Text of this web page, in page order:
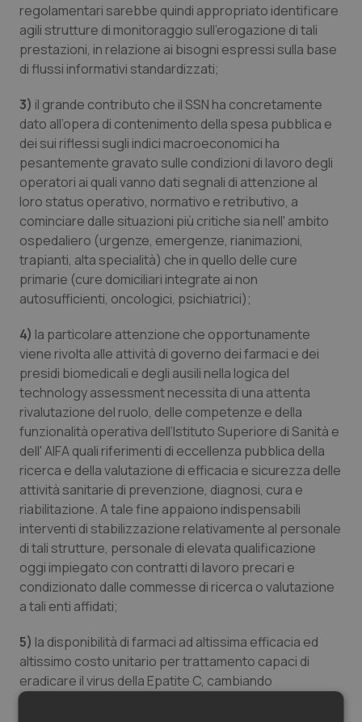
Veneto
Oncoematologia
Psoriasi & pelle
Quotidiano Cardiologia
Quotidiano Chirurgia
Quotidiano Oncologia
Quotidiano Pediatria
Rene & patologie urogenitali
Salute orale & impianti
Sangue & coagulazione
Tiroide
Tumore al seno
Tumore ovarico
Tumori del Polmone & Testa Collo
Ulcera & Reflusso
regolamentari sarebbe quindi appropriato identificare
agili strutture di monitoraggio sull'erogazione di tali
prestazioni, in relazione ai bisogni espressi sulla base
di flussi informativi standardizzati;
3) il grande contributo che il SSN ha concretamente
dato all’opera di contenimento della spesa pubblica e
dei sui riflessi sugli indici macroeconomici ha
pesantemente gravato sulle condizioni di lavoro degli
operatori ai quali vanno dati segnali di attenzione al
loro status operativo, normativo e retributivo, a
cominciare dalle situazioni più critiche sia nell' ambito
ospedaliero (urgenze, emergenze, rianimazioni,
trapianti, alta specialità) che in quello delle cure
primarie (cure domiciliari integrate ai non
autosufficienti, oncologici, psichiatrici);
4) la particolare attenzione che opportunamente
viene rivolta alle attività di governo dei farmaci e dei
presidi biomedicali e degli ausili nella logica del
technology assessment necessita di una attenta
rivalutazione del ruolo, delle competenze e della
funzionalità operativa dell’Istituto Superiore di Sanità e
dell' AIFA quali riferimenti di eccellenza pubblica della
ricerca e della valutazione di efficacia e sicurezza delle
attività sanitarie di prevenzione, diagnosi, cura e
riabilitazione. A tale fine appaiono indispensabili
interventi di stabilizzazione relativamente al personale
di tali strutture, personale di elevata qualificazione
oggi impiegato con contratti di lavoro precari e
condizionato dalle commesse di ricerca o valutazione
a tali enti affidati;
5) la disponibilità di farmaci ad altissima efficacia ed
altissimo costo unitario per trattamento capaci di
eradicare il virus della Epatite C, cambiando
radicalmente la storia clinica dei soggetti infetti e i